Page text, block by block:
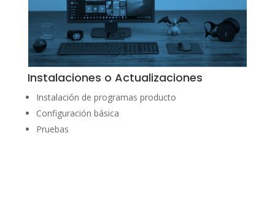
Instalaciones o Actualizaciones
Instalación de programas producto
Configuración básica
Pruebas